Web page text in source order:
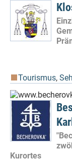
Tourismus,
Kurortes